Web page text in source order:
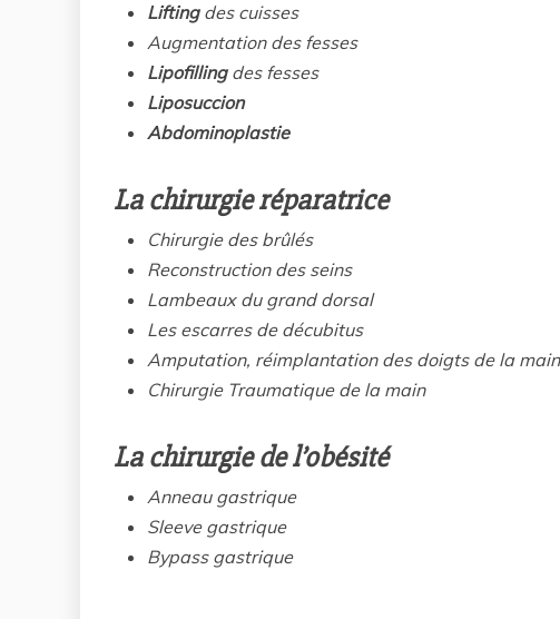
Liftingdes cuisses
Augmentation des fesses
Lipofillingdes fesses
Liposuccion
Abdominoplastie
La chirurgie réparatrice
Chirurgie des brûlés
Reconstruction des seins
Lambeaux du grand dorsal
Les escarres de décubitus
Amputation, réimplantation des doigts de la
Chirurgie Traumatique de la main
La chirurgie de l’obésité
Anneau gastrique
Sleeve gastrique
Bypass gastrique